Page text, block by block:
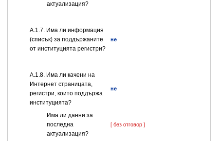
актуализация?
А.1.7. Има ли информация
(списък) за поддържаните
от институцията регистри?
не
А.1.8. Има ли качени на
Интернет страницата,
регистри, които поддържа
институцията?
не
Има ли данни за
последна
актуализация?
[ без отговор ]